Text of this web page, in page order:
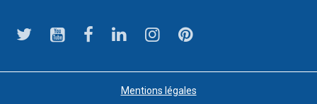
Mentions légales